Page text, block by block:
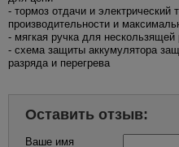
- тормоз отдачи и
производительности и
- мягкая ручка для нескользящей
- схема защиты аккумулятора
разряда и перегрева
Оставить отзыв:
Ваше имя